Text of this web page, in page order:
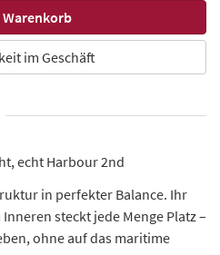
im Geschäft
echt Harbour 2nd
in perfekter Balance. Ihr
steckt jede Menge Platz –
ohne auf das maritime